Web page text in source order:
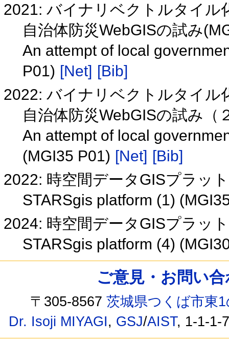
2021: バイナリベクトルタイル
自治体防災WebGISの試み
An attempt of local
P01) [Net] [Bib]
2022: バイナリベクトルタイル
自治体防災WebGISの試み（
An attempt of local
(MGI35 P01) [Net] [Bib]
2022: 時空間データGISプラッ
STARSgis platform (1)
2024: 時空間データGISプラッ
STARSgis platform (4)
ご意見・お問い
〒305-8567茨城県つくば市東
Dr. Isoji MIYAGI, GSJ/AIST, 1-1-1-